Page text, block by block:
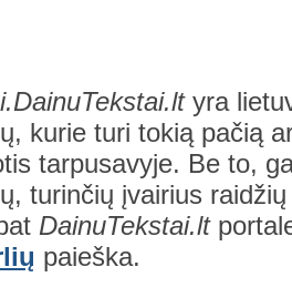
yra
kurie turi tokią pačią
tarpusavyje. Be to,
turinčių įvairius
DainuTekstai.lt
paieška.